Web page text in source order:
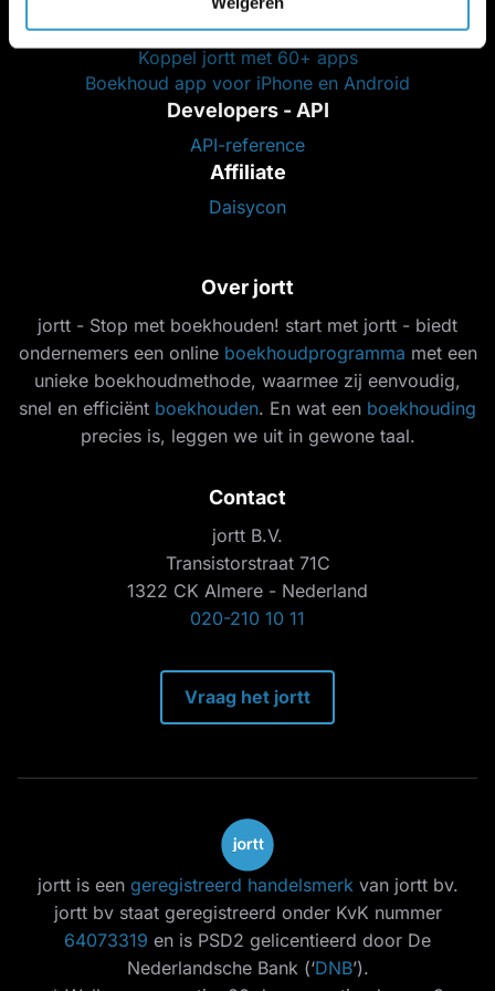
Bankkoppeling boekhoudprogramma
Koppel jortt met 60+ apps
Boekhoud app voor iPhone en Android
Developers - API
API-reference
Affiliate
Daisycon
Over jortt
jortt - Stop met boekhouden! start met jortt - biedt
ondernemers een online boekhoudprogramma met een
unieke boekhoudmethode, waarmee zij eenvoudig,
snel en efficiënt boekhouden. En wat een boekhouding
precies is, leggen we uit in gewone taal.
Contact
jortt B.V.
Transistorstraat 71C
1322 CK Almere - Nederland
020-210 10 11
Vraag het jortt
jortt is een geregistreerd handelsmerkvan jortt bv.
jortt bv staat geregistreerd onder KvK nummer
64073319 en is PSD2 gelicentieerd door De
Nederlandsche Bank (‘DNB’).